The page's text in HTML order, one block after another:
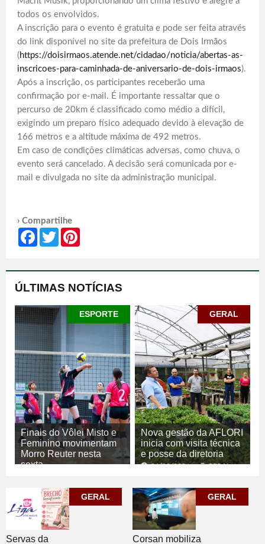
todos os envolvidos.
A inscrição para o evento é gratuita e pode ser feita através
do link disponível no site da prefeitura de Dois Irmãos
(https://doisirmaos.atende.net/cidadao/noticia/abertas-as-
inscricoes-para-caminhada-de-aniversario-de-dois-irmaos).
Após a inscrição, os participantes receberão uma
confirmação por e-mail. É importante ressaltar que o
percurso de 20km é classificado como médio a difícil,
exigindo um preparo físico adequado devido à elevação de
166 metros e a altitude máxima de 492 metros.
Em caso de condições climáticas adversas, como chuva, o
evento será cancelado. A decisão será comunicada por e-
mail e divulgada no site da administração municipal.
› Compartilhe
Facebook
Twitter
ÚLTIMAS NOTÍCIAS
ESPORTE
Finais do Vôlei Misto e
Feminino movimentam
Morro Reuter nesta
sexta
ESPORTE
GERAL
Nova gestão da AFLORI
inicia com visita técnica
e posse da diretoria
06/08/2026 GERAL
GERAL
Servas da
GERAL
Corsan mobiliza